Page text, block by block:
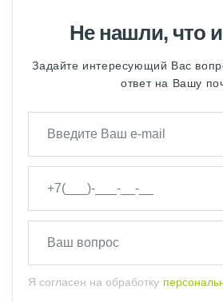
Не нашли, что
Задайте интересующий Вас
ответ на Вашу
Я согласен на обработку